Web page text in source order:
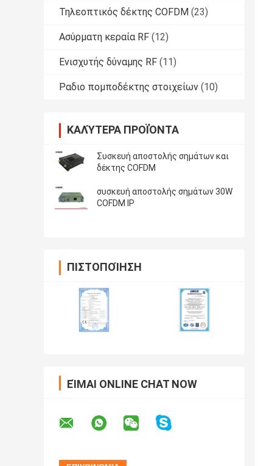
Τηλεοπτικός δέκτης COFDM (23)
Ασύρματη κεραία RF (12)
Ενισχυτής δύναμης RF (11)
Ραδιο πομποδέκτης στοιχείων (10)
ΚΑΛΎΤΕΡΑ ΠΡΟΪΌΝΤΑ
Συσκευή αποστολής σημάτων και
δέκτης COFDM
συσκευή αποστολής σημάτων 30W
COFDM IP
ΠΙΣΤΟΠΟΊΗΣΗ
ΕΊΜΑΙ ONLINE CHAT NOW